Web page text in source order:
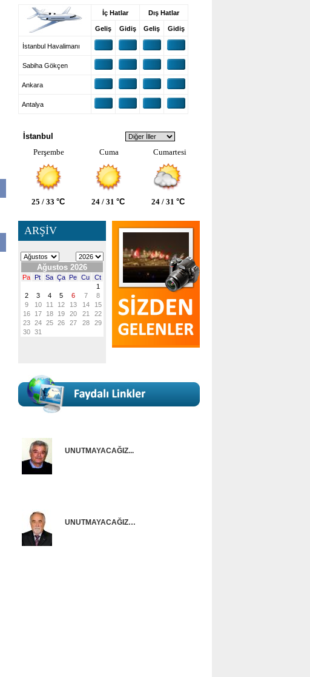
İç Hatlar Dış Hatlar
Geliş Gidiş Geliş Gidiş
İstanbul Havalimanı
Sabiha Gökçen
Ankara
Antalya
İstanbul
Perşembe
Cuma Cumartesi
25 / 33 °C 24 / 31 °C 24 / 31 °C
ARŞİV
UNUTMAYACAĞIZ...
UNUTMAYACAĞIZ…